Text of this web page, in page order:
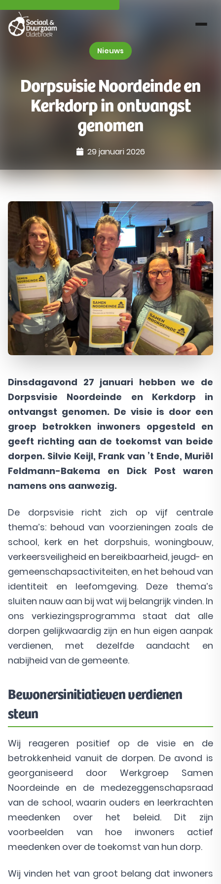
Nieuws
Dorpsvisie Noordeinde en
Kerkdorp in ontvangst
genomen
29 januari 2026
Dinsdagavond 27 januari hebben we de
Dorpsvisie Noordeinde en Kerkdorp in
ontvangst genomen. De visie is door een
groep betrokken inwoners opgesteld en
geeft richting aan de toekomst van beide
dorpen. Silvie Keijl, Frank van ’t Ende, Muriël
Feldmann-Bakema en Dick Post waren
namens ons aanwezig.
De dorpsvisie richt zich op vijf centrale
thema’s: behoud van voorzieningen zoals de
school, kerk en het dorpshuis, woningbouw,
verkeersveiligheid en bereikbaarheid, jeugd- en
gemeenschapsactiviteiten, en het behoud van
identiteit en leefomgeving. Deze thema’s
sluiten nauw aan bij wat wij belangrijk vinden. In
ons verkiezingsprogramma staat dat alle
dorpen gelijkwaardig zijn en hun eigen aanpak
verdienen, met dezelfde aandacht en
nabijheid van de gemeente.
Bewonersinitiatieven verdienen
steun
Wij reageren positief op de visie en de
betrokkenheid vanuit de dorpen. De avond is
georganiseerd door Werkgroep Samen
Noordeinde en de medezeggenschapsraad
van de school, waarin ouders en leerkrachten
meedenken over het beleid. Dit zijn
voorbeelden van hoe inwoners actief
meedenken over de toekomst van hun dorp.
Wij vinden het van groot belang dat inwoners